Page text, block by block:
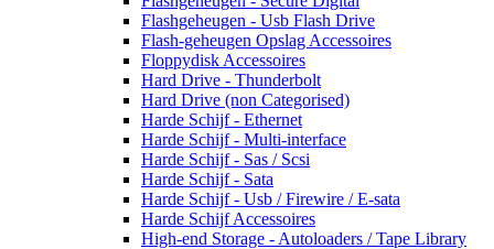
Flashgeheugen - Usb Flash Drive
Flash-geheugen Opslag Accessoires
Floppydisk Accessoires
Hard Drive - Thunderbolt
Hard Drive (non Categorised)
Harde Schijf - Ethernet
Harde Schijf - Multi-interface
Harde Schijf - Sas / Scsi
Harde Schijf - Sata
Harde Schijf - Usb / Firewire / E-sata
Harde Schijf Accessoires
High-end Storage - Autoloaders / Tape Library